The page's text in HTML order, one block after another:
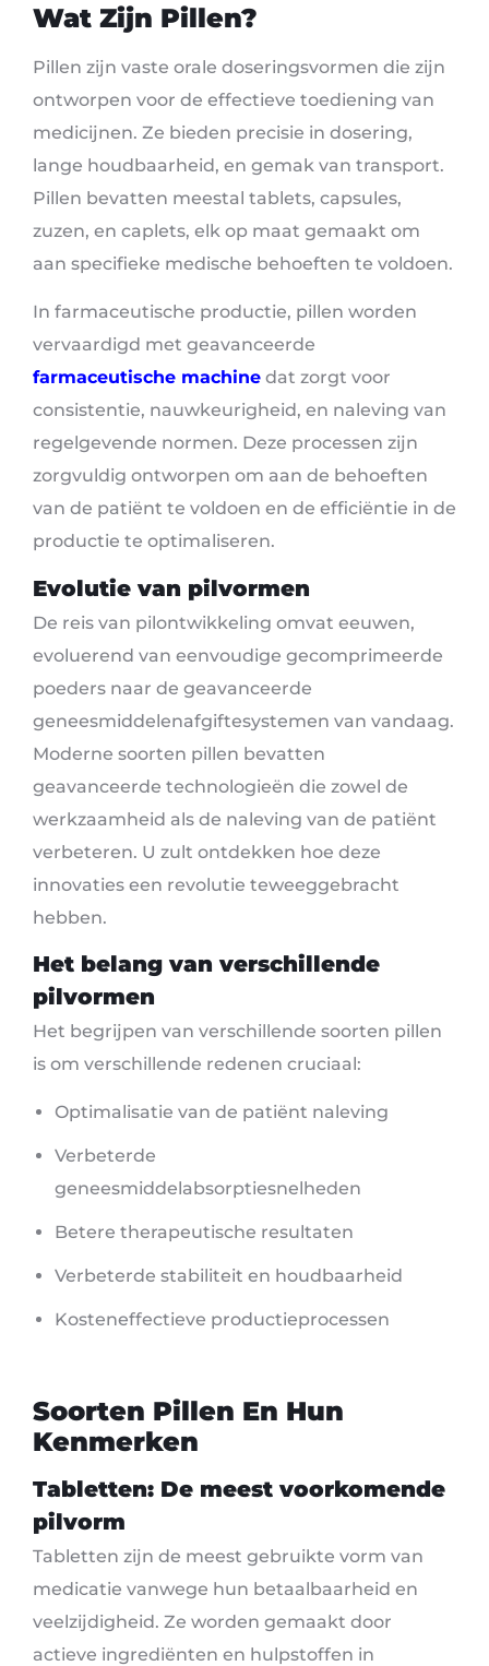
Wat Zijn Pillen?
Pillen zijn vaste orale doseringsvormen die zijn
ontworpen voor de effectieve toediening van
medicijnen. Ze bieden precisie in dosering,
lange houdbaarheid, en gemak van transport.
Pillen bevatten meestal tablets, capsules,
zuzen, en caplets, elk op maat gemaakt om
aan specifieke medische behoeften te voldoen.
In farmaceutische productie, pillen worden
vervaardigd met geavanceerde
farmaceutische machine dat zorgt voor
consistentie, nauwkeurigheid, en naleving van
regelgevende normen. Deze processen zijn
zorgvuldig ontworpen om aan de behoeften
van de patiënt te voldoen en de efficiëntie in de
productie te optimaliseren.
Evolutie van pilvormen
De reis van pilontwikkeling omvat eeuwen,
evoluerend van eenvoudige gecomprimeerde
poeders naar de geavanceerde
geneesmiddelenafgiftesystemen van vandaag.
Moderne soorten pillen bevatten
geavanceerde technologieën die zowel de
werkzaamheid als de naleving van de patiënt
verbeteren. U zult ontdekken hoe deze
innovaties een revolutie teweeggebracht
hebben.
Het belang van verschillende
pilvormen
Het begrijpen van verschillende soorten pillen
is om verschillende redenen cruciaal:
Optimalisatie van de patiënt naleving
Verbeterde
geneesmiddelabsorptiesnelheden
Betere therapeutische resultaten
Verbeterde stabiliteit en houdbaarheid
Kosteneffectieve productieprocessen
Soorten Pillen En Hun
Kenmerken
Tabletten: De meest voorkomende
pilvorm
Tabletten zijn de meest gebruikte vorm van
medicatie vanwege hun betaalbaarheid en
veelzijdigheid. Ze worden gemaakt door
actieve ingrediënten en hulpstoffen in